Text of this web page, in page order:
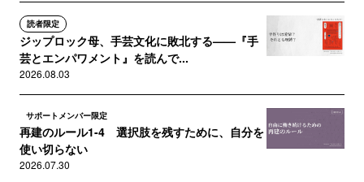
読者限定
ジップロック母、手芸文化に敗北する——『手
芸とエンパワメント』を読んで...
2026.08.03
サポートメンバー限定
再建のルール1-4 選択肢を残すために、自分を
使い切らない
2026.07.30